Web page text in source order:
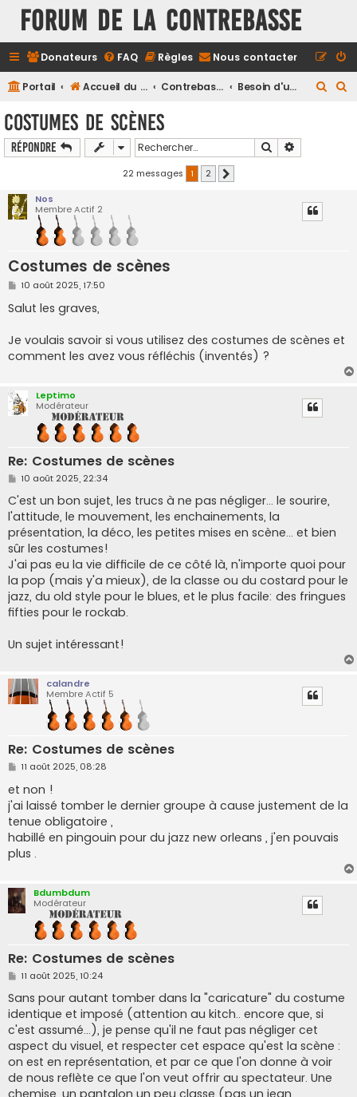
FORUM DE LA CONTREBASSE
Donateurs FAQ Règles Nous contacter
Portail Accueil du forum Contrebasse Besoin d'un conseil?
Costumes de scènes
Répondre Rechercher
22 messages 1 2
Nos
Membre Actif 2
Costumes de scènes
M
s
s
g
e
10 août 2025, 17:50
Salut les graves,
Je voulais savoir si vous utilisez des costumes de scènes et
comment les avez vous réfléchis (inventés) ?
Leptimo
Modérateur
Re: Costumes de scènes
M
s
s
a
g
e
10 août 2025, 22:34
C'est un bon sujet, les trucs à ne pas négliger... le sourire,
l'attitude, le mouvement, les enchainements, la
présentation, la déco, les petites mises en scène... et bien
sûr les costumes!
J'ai pas eu la vie difficile de ce côté là, n'importe quoi pour
la pop (mais y'a mieux), de la classe ou du costard pour le
jazz, du old style pour le blues, et le plus facile: des fringues
fifties pour le rockab.
Un sujet intéressant!
calandre
Membre Actif 5
Re: Costumes de scènes
M
s
s
a
g
e
11 août 2025, 08:28
et non !
j'ai laissé tomber le dernier groupe à cause justement de la
tenue obligatoire ,
habillé en pingouin pour du jazz new orleans , j'en pouvais
plus .
Bdumbdum
Modérateur
Re: Costumes de scènes
M
s
s
a
g
e
11 août 2025, 10:24
Sans pour autant tomber dans la "caricature" du costume
identique et imposé (attention au kitch.. encore que, si
c'est assumé...), je pense qu'il ne faut pas négliger cet
aspect du visuel, et respecter cet espace qu'est la scène :
on est en représentation, et par ce que l'on donne à voir
de nous reflète ce que l'on veut offrir au spectateur. Une